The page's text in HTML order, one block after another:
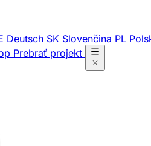
Deutsch SK Slovenčina PL
Prebrať projekt